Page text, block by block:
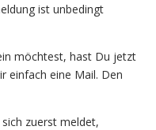
ist unbedingt
möchtest, hast Du jetzt
einfach eine Mail. Den
zuerst meldet,